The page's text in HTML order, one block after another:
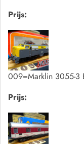
Prijs:
009=Marklin 3055-3
Prijs: